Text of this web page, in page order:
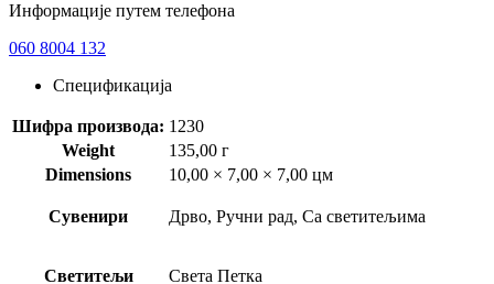
Информације путем телефона
060 8004 132
Спецификација
Шифра производа: 1230
Weight
135,00 г
Dimensions
10,00 × 7,00 × 7,00 цм
Сувенири Дрво, Ручни рад, Са светитељима
Светитељи Света Петка